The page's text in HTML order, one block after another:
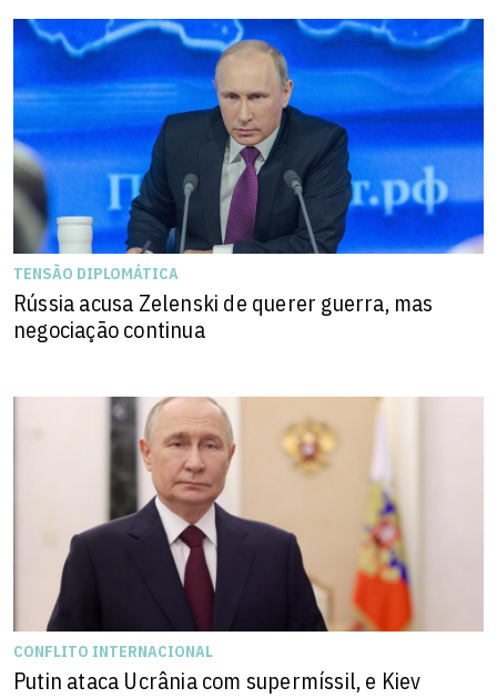
TENSÃO DIPLOMÁTICA
Rússia acusa Zelenski de querer guerra, mas
negociação continua
CONFLITO INTERNACIONAL
Putin ataca Ucrânia com supermíssil, e Kiev